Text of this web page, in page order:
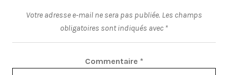
Votre adresse e-mail ne sera pas publiée. Les champs
obligatoires sont indiqués avec *
Commentaire *